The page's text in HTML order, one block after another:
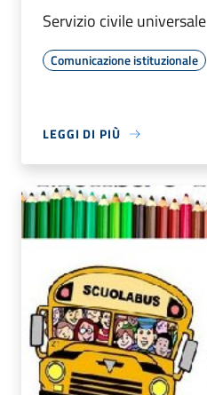
Servizio civile universale
Comunicazione istituzionale
LEGGI DI PIÙ